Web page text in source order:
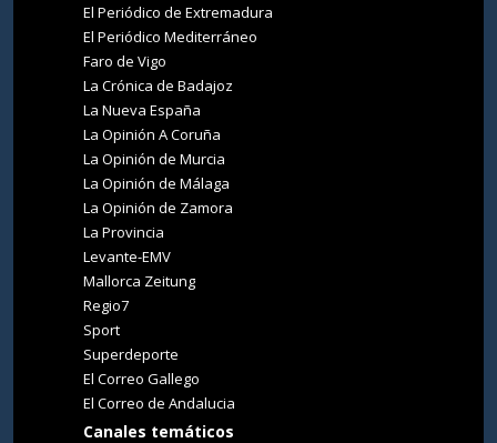
El Periódico de Extremadura
El Periódico Mediterráneo
Faro de Vigo
La Crónica de Badajoz
La Nueva España
La Opinión A Coruña
La Opinión de Murcia
La Opinión de Málaga
La Opinión de Zamora
La Provincia
Levante-EMV
Mallorca Zeitung
Regio7
Sport
Superdeporte
El Correo Gallego
El Correo de Andalucia
Canales temáticos